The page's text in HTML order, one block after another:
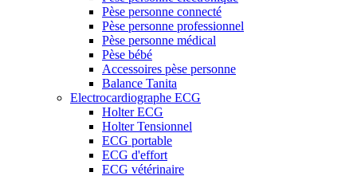
Pèse personne connecté
Pèse personne professionnel
Pèse personne médical
Pèse bébé
Accessoires pèse personne
Balance Tanita
Electrocardiographe ECG
Holter ECG
Holter Tensionnel
ECG portable
ECG d'effort
ECG vétérinaire